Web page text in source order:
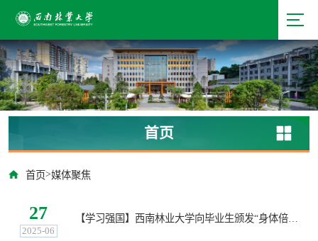
首页
首页>媒体聚焦
27
2025-06
【学习强国】西南林业大学向毕业生颁发“身体倍儿棒”证书